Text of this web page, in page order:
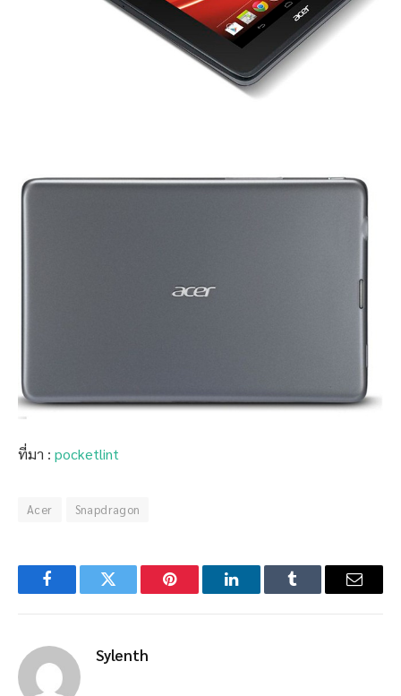
ที่มา : pocketlint
Acer Snapdragon
FacebookTwitter Pinterest LinkedInTumblr Email
Sylenth